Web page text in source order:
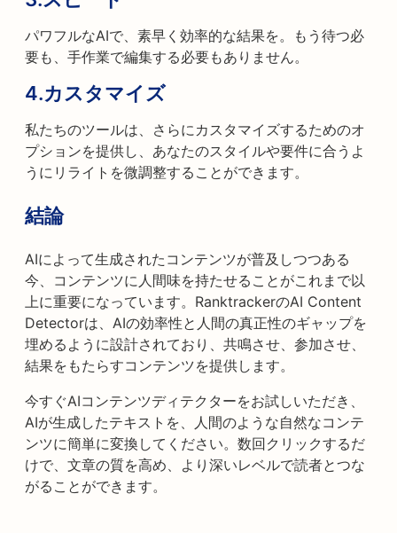
パワフルなAIで、素早く効率的な結果を。もう待つ必
要も、手作業で編集する必要もありません。
4.カスタマイズ
私たちのツールは、さらにカスタマイズするためのオ
プションを提供し、あなたのスタイルや要件に合うよ
うにリライトを微調整することができます。
結論
AIによって生成されたコンテンツが普及しつつある
今、コンテンツに人間味を持たせることがこれまで以
上に重要になっています。RanktrackerのAI Content
Detectorは、AIの効率性と人間の真正性のギャップを
埋めるように設計されており、共鳴させ、参加させ、
結果をもたらすコンテンツを提供します。
今すぐAIコンテンツディテクターをお試しいただき、
AIが生成したテキストを、人間のような自然なコンテ
ンツに簡単に変換してください。数回クリックするだ
けで、文章の質を高め、より深いレベルで読者とつな
がることができます。